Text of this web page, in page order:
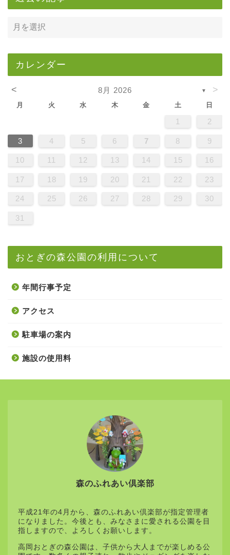
カレンダー
< 8月 2026 ▼ >
月 火 水 木 金 土 日
1 2
3 4 5 6 7 8 9
10 11 12 13 14 15 16
17 18 19 20 21 22 23
24 25 26 27 28 29 30
31
おとぎの森公園の利用について
年間行事予定
アクセス
駐車場の案内
施設の使用料
森のふれあい倶楽部
平成21年の4月から、森のふれあい倶楽部が指定管理者
になりました。今後とも、みなさまに愛される公園を目
指しますので、よろしくお願いします。
高岡おとぎの森公園は、子供から大人までが楽しめる公